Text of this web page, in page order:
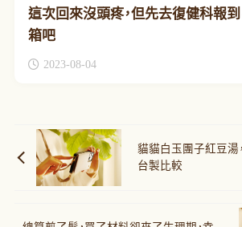
這次回來沒頭疼，但先去復健科報
箱吧
2023-08-04
貓貓白玉團子紅豆湯
台製比較